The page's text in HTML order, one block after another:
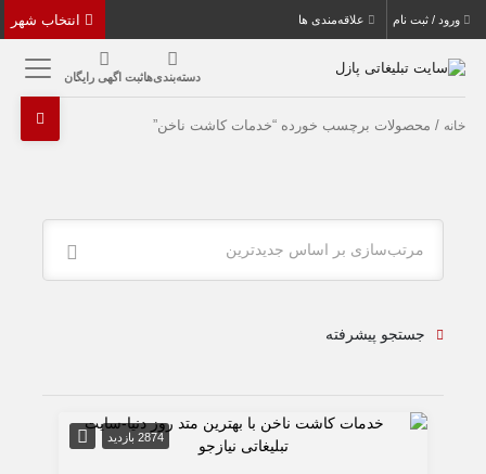
ورود / ثبت نام علاقه‌مندی ها
دسته‌بندی‌هاثبت اگهی رایگان
خانه / محصولات برچسب خورده “خدمات کاشت ناخن”
مرتب‌سازی بر اساس جدیدترین
جستجو پیشرفته
2874 بازدید